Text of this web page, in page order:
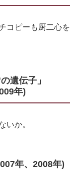
コピーも厨二心を
遺伝子」
年)
いか。
年、2008年)